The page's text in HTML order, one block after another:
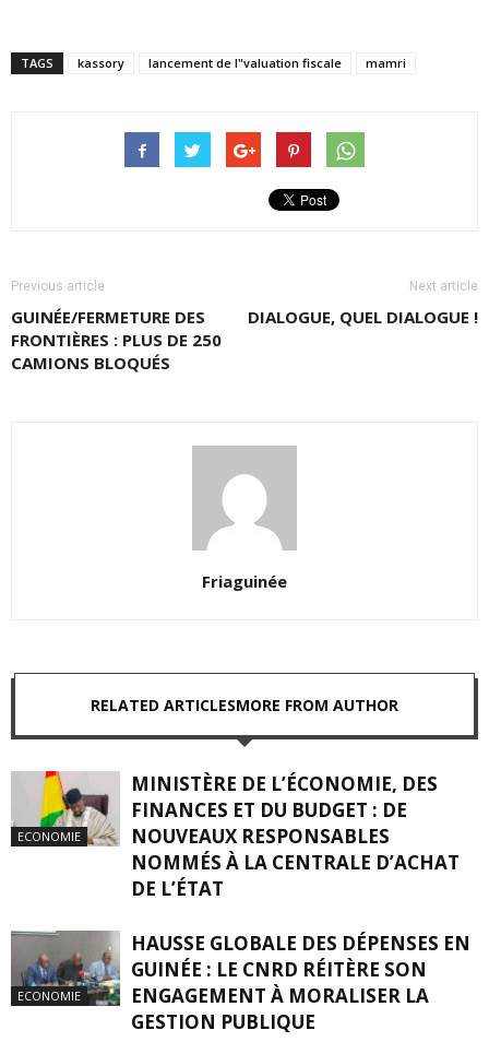
TAGS kassory lancement de l"valuation fiscale mamri
Previous article
GUINÉE/FERMETURE DES
FRONTIÈRES : PLUS DE 250
CAMIONS BLOQUÉS
Next article
DIALOGUE, QUEL DIALOGUE !
Friaguinée
RELATED ARTICLESMORE FROM AUTHOR
ECONOMIE
MINISTÈRE DE L’ÉCONOMIE, DES
FINANCES ET DU BUDGET : DE
NOUVEAUX RESPONSABLES
NOMMÉS À LA CENTRALE D’ACHAT
DE L’ÉTAT
ECONOMIE
HAUSSE GLOBALE DES DÉPENSES EN
GUINÉE : LE CNRD RÉITÈRE SON
ENGAGEMENT À MORALISER LA
GESTION PUBLIQUE